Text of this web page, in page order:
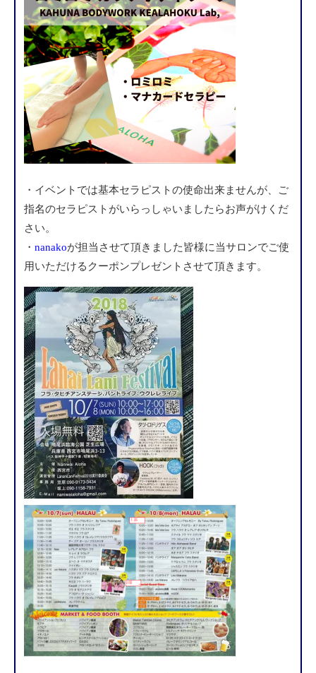
・イベントでは基本セラピストの使命出来ませんが、ご
指名のセラピストがいらっしゃいましたらお声がけくだ
さい。
・ nanakoが担当させて頂きました皆様に当サロンでご使
用いただけるクーポンプレゼントさせて頂きます。